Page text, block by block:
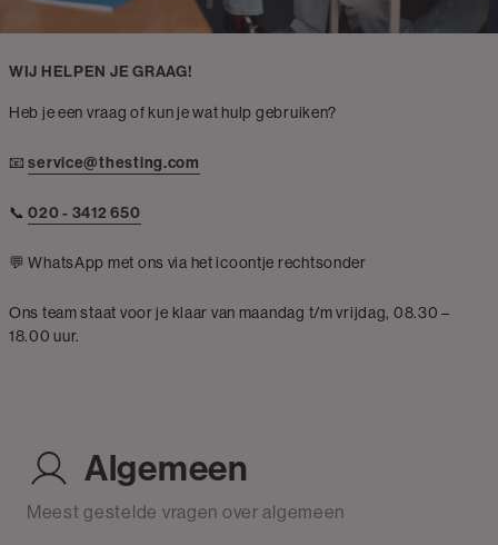
WIJ HELPEN JE GRAAG!
Heb je een vraag of kun je wat hulp gebruiken?
📧service@thesting.com
📞020 - 3412 650
💬 WhatsApp met ons via het icoontje rechtsonder
Ons team staat voor je klaar van maandag t/m vrijdag, 08.30 –
18.00 uur.
Algemeen
Meest gestelde vragen over algemeen